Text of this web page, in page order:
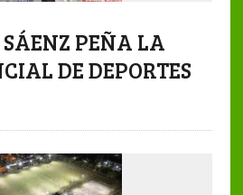
PEÑA LA
DE DEPORTES